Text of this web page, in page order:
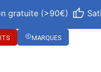
gratuite (>90€)
MARQUES